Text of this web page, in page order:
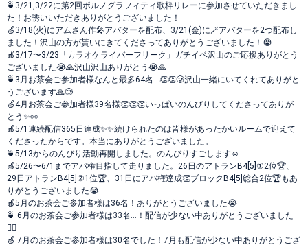
🍵3/21,3/22に第2回ポルノグラフィティ歌枠リレーに参加させていただきまし
た！お誘いいただきありがとうございました！
🍏3/18(火)にアムさん作🎤アバターを配布、3/21(金)に🪄アバターを2つ配布し
ました！沢山の方が貰いにきてくださってありがとうございました！😭
🍎3/17〜3/23「カラオケライバーフリーク」ガチイベ沢山のご応援ありがとう
ございました😭🙏沢山沢山ありがとう😭🙏
🍵3月お茶会ご参加者様なんと最多64名…👏👏🥲沢山一緒にいてくれてありがと
うございます🙏🥲
🍏4月お茶会ご参加者様39名様👏👏👏いっぱいのんびりしてくださってありが
とう✨👀
🍎5/1連続配信365日達成✨✨続けられたのは皆様があったかいルームで迎えて
くださったからです。本当にありがとうございました。
🍵5/13からのんびり活動再開しました。のんびりすごします☺️
🍏5/26〜6/1までアバ権目指して走りました。26日のアトランB4[5]①2位🏆、
29日アトランB4[5]②1位🏆、31日にアバ権達成👏ブロックB4[5]総合2位🏆もあ
りがとうございました😭
🍎5月のお茶会ご参加者様は36名！ありがとうございました😭
🍵 6月のお茶会ご参加者様は33名…！配信が少ない中ありがとうございました
🙇‍♂️
🍏 7月のお茶会ご参加者様は30名でした！7月も配信が少ない中ありがとうござ